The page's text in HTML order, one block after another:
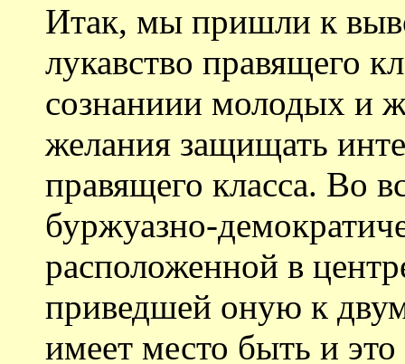
Итак, мы пришли к
лукавство правящего
сознаниии молодых и
желания защищать
правящего класса. Во
буржуазно-
расположенной в
приведшей оную к
имеет место быть и